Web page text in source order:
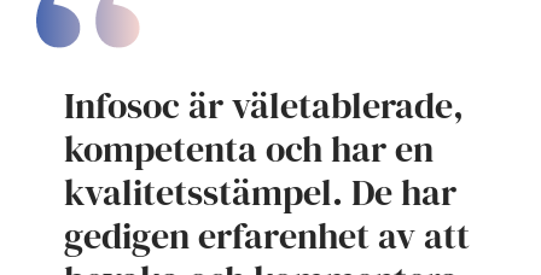
Infosoc är väletablerade,
kompetenta och har en
kvalitetsstämpel. De har
gedigen erfarenhet av att